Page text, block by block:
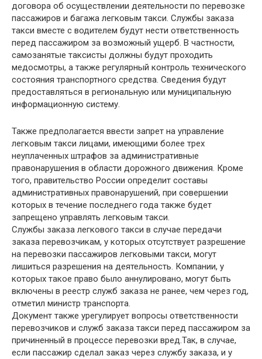
договора об осуществлении деятельности по перевозке
пассажиров и багажа легковым такси. Службы заказа
такси вместе с водителем будут нести ответственность
перед пассажиром за возможный ущерб. В частности,
самозанятые таксисты должны будут проходить
медосмотры, а также регулярный контроль технического
состояния транспортного средства. Сведения будут
предоставляться в региональную или муниципальную
информационную систему.
Также предполагается ввести запрет на управление
легковым такси лицами, имеющими более трех
неуплаченных штрафов за административные
правонарушения в области дорожного движения. Кроме
того, правительство России определит составы
административных правонарушений, при совершении
которых в течение последнего года также будет
запрещено управлять легковым такси.
Службы заказа легкового такси в случае передачи
заказа перевозчикам, у которых отсутствует разрешение
на перевозки пассажиров легковыми такси, могут
лишиться разрешения на деятельность. Компании, у
которых такое право было аннулировано, могут быть
включены в реестр служб заказа не ранее, чем через год,
отметил министр транспорта.
Документ также урегулирует вопросы ответственности
перевозчиков и служб заказа такси перед пассажиром за
причиненный в процессе перевозки вред.Так, в случае,
если пассажир сделал заказ через службу заказа, и у